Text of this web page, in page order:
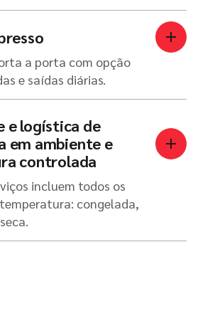
a porta com opção
e saídas diárias.
e logística de
em ambiente e
controlada
incluem todos os
congelada,